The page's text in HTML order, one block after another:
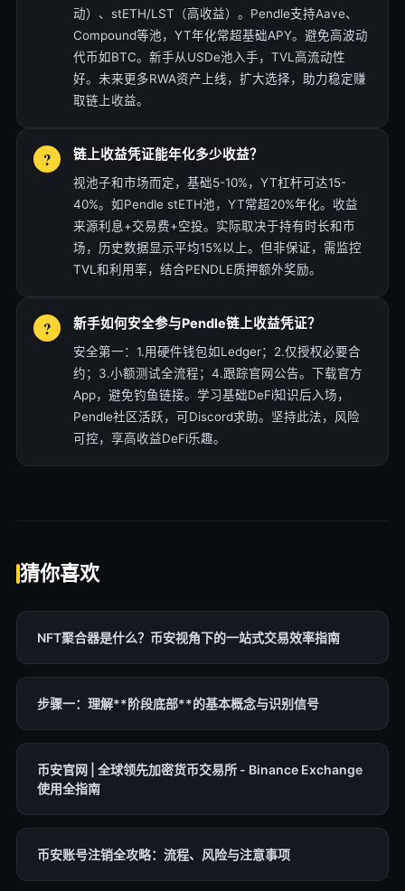
动）、stETH/LST（高收益）。Pendle支持Aave、
Compound等池，YT年化常超基础APY。避免高波动
代币如BTC。新手从USDe池入手，TVL高流动性
好。未来更多RWA资产上线，扩大选择，助力稳定赚
取链上收益。
链上收益凭证能年化多少收益？
视池子和市场而定，基础5-10%，YT杠杆可达15-
40%。如Pendle stETH池，YT常超20%年化。收益
来源利息+交易费+空投。实际取决于持有时长和市
场，历史数据显示平均15%以上。但非保证，需监控
TVL和利用率，结合PENDLE质押额外奖励。
新手如何安全参与Pendle链上收益凭证？
安全第一：1.用硬件钱包如Ledger；2.仅授权必要合
约；3.小额测试全流程；4.跟踪官网公告。下载官方
App，避免钓鱼链接。学习基础DeFi知识后入场，
Pendle社区活跃，可Discord求助。坚持此法，风险
可控，享高收益DeFi乐趣。
猜你喜欢
NFT聚合器是什么？币安视角下的一站式交易效率指南
步骤一：理解**阶段底部**的基本概念与识别信号
币安官网 | 全球领先加密货币交易所 - Binance Exchange
使用全指南
币安账号注销全攻略：流程、风险与注意事项